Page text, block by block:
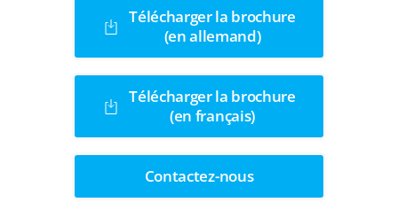
Télécharger la brochure
(en allemand)
Télécharger la brochure
(en français)
Contactez-nous